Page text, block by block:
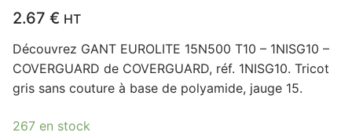
2.67 € HT
Découvrez GANT EUROLITE 15N500 T10 – 1NISG10 –
COVERGUARD de COVERGUARD, réf. 1NISG10. Tricot
gris sans couture à base de polyamide, jauge 15.
267 en stock